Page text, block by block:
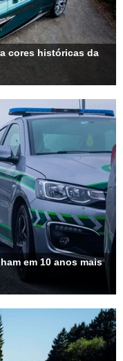
cores históricas da
em 10 anos mais